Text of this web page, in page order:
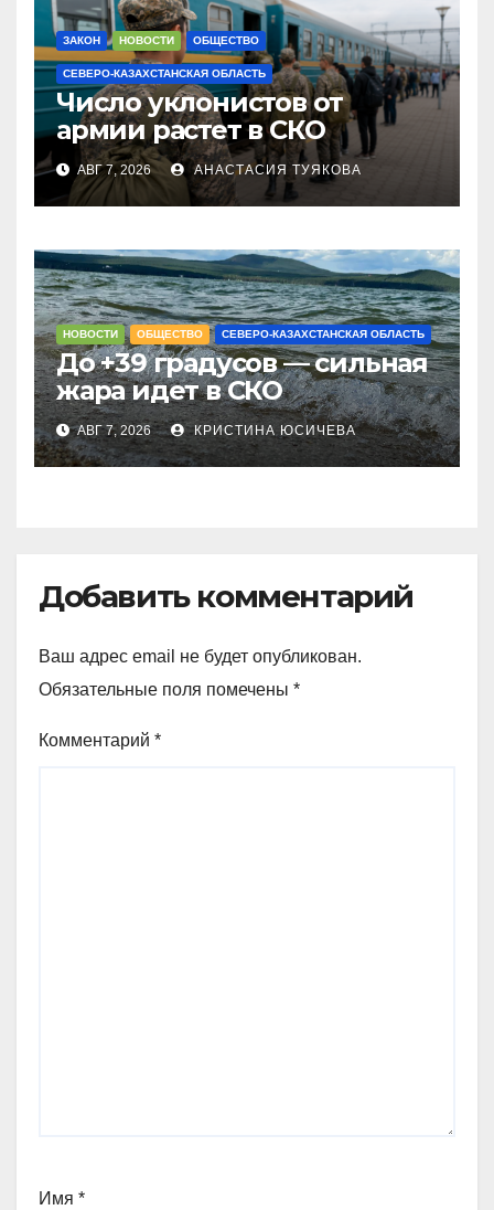
ЗАКОН НОВОСТИ ОБЩЕСТВО
СЕВЕРО-КАЗАХСТАНСКАЯ ОБЛАСТЬ
Число уклонистов от
армии растет в СКО
АВГ 7, 2026 АНАСТАСИЯ ТУЯКОВА
НОВОСТИ ОБЩЕСТВО СЕВЕРО-КАЗАХСТАНСКАЯ ОБЛАСТЬ
До +39 градусов — сильная
жара идет в СКО
АВГ 7, 2026 КРИСТИНА ЮСИЧЕВА
Добавить комментарий
Ваш адрес email не будет опубликован.
Обязательные поля помечены *
Комментарий *
Имя *